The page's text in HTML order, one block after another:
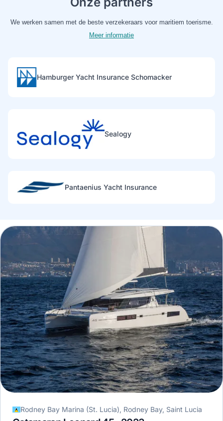
We werken samen met de beste verzekeraars voor maritiem toerisme.
Meer informatie
Hamburger Yacht Insurance Schomacker
Sealogy
Pantaenius Yacht Insurance
Rodney Bay Marina (St. Lucia), Rodney Bay, Saint Lucia